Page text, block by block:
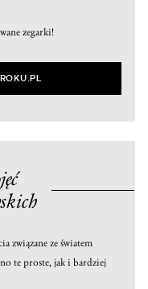
zegarki!
związane ze światem
te proste, jak i bardziej